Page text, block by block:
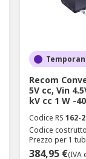
Recom
5V cc, Vin
kV cc 1 W -
Codice RS 162-
Codice
Prezzo per 1
384,95 €(IVA